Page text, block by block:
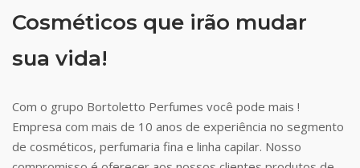
Cosméticos que irão mudar
sua vida!
Com o grupo Bortoletto Perfumes você pode mais !
Empresa com mais de 10 anos de experiência no segmento
de cosméticos, perfumaria fina e linha capilar. Nosso